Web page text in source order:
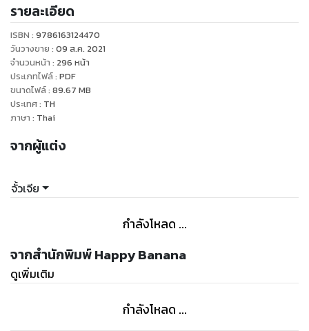
ยุคเก่าๆ ไปโดยปริยาย "
รายละเอียด
ISBN : 9786163124470
วันวางขาย : 09 ส.ค. 2021
จำนวนหน้า : 296 หน้า
ประเภทไฟล์: PDF
ขนาดไฟล์: 89.67 MB
ประเทศ: TH
ภาษา : Thai
จากผู้แต่ง
จั้วเจีย
กำลังโหลด ...
จากสำนักพิมพ์ Happy Banana
ดูเพิ่มเติม
กำลังโหลด ...